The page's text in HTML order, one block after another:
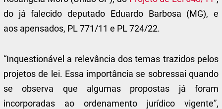
do já falecido deputado Eduardo Barbosa (MG), e
aos apensados, PL 771/11 e PL 724/22.
“Inquestionável a relevância dos temas trazidos pelos
projetos de lei. Essa importância se sobressai quando
se observa que algumas propostas já foram
incorporadas ao ordenamento jurídico vigente”,